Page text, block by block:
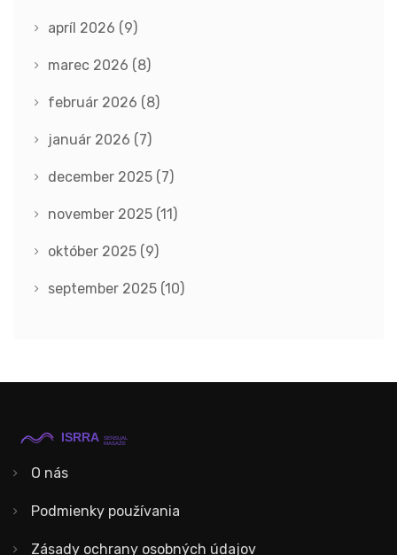
apríl 2026 (9)
marec 2026 (8)
február 2026 (8)
január 2026 (7)
december 2025 (7)
november 2025 (11)
október 2025 (9)
september 2025 (10)
O nás
Podmienky používania
Zásady ochrany osobných údajov